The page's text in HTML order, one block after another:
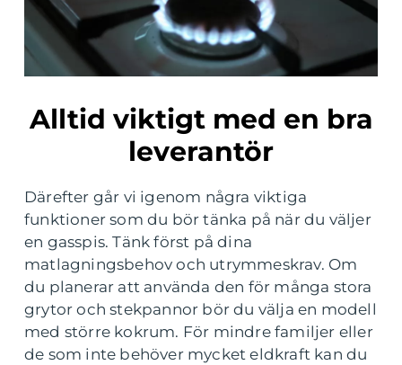
Alltid viktigt med en bra
leverantör
Därefter går vi igenom några viktiga
funktioner som du bör tänka på när du väljer
en gasspis. Tänk först på dina
matlagningsbehov och utrymmeskrav. Om
du planerar att använda den för många stora
grytor och stekpannor bör du välja en modell
med större kokrum. För mindre familjer eller
de som inte behöver mycket eldkraft kan du